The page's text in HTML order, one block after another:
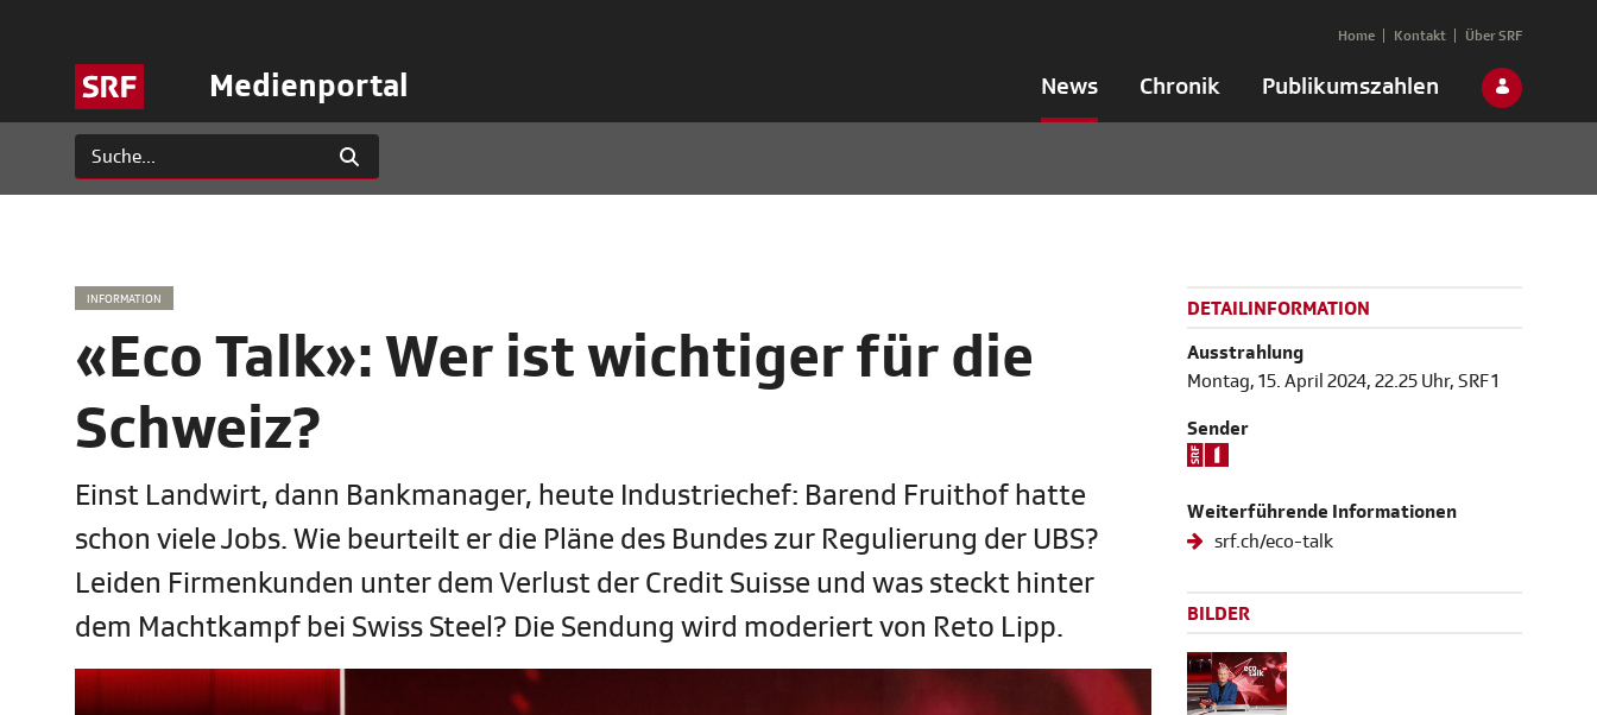
Medienportal News Chronik Publikumszahlen
Home Kontakt Über SRF
INFORMATION
«Eco Talk»: Wer ist wichtiger für die
Schweiz?
Einst Landwirt, dann Bankmanager, heute Industriechef: Barend Fruithof hatte
schon viele Jobs. Wie beurteilt er die Pläne des Bundes zur Regulierung der UBS?
Leiden Firmenkunden unter dem Verlust der Credit Suisse und was steckt hinter
dem Machtkampf bei Swiss Steel? Die Sendung wird moderiert von Reto Lipp.
DETAILINFORMATION
Ausstrahlung
Montag, 15. April 2024, 22.25 Uhr, SRF 1
Sender
Weiterführende Informationen
srf.ch/eco-talk
BILDER